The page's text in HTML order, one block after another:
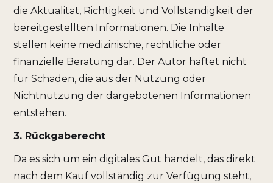
die Aktualität, Richtigkeit und Vollständigkeit der
bereitgestellten Informationen. Die Inhalte
stellen keine medizinische, rechtliche oder
finanzielle Beratung dar. Der Autor haftet nicht
für Schäden, die aus der Nutzung oder
Nichtnutzung der dargebotenen Informationen
entstehen.
3. Rückgaberecht
Da es sich um ein digitales Gut handelt, das direkt
nach dem Kauf vollständig zur Verfügung steht,